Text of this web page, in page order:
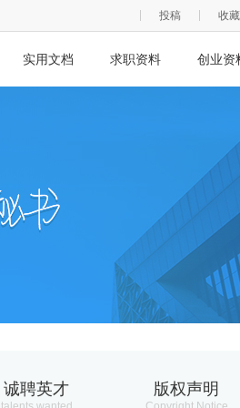
投稿 收藏
实用文档 求职资料 创业资
诚聘英才 版权声明